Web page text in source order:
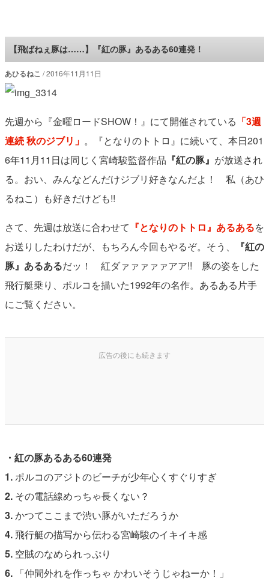
ロケットニュース24
【飛ばねぇ豚は……】『紅の豚』あるある60連発！
あひるねこ 2016年11月11日
先週から『金曜ロードSHOW！』にて開催されている 「3週
連続 秋のジブリ」 。『となりのトトロ』に続いて、本日201
6年11月11日は同じく宮崎駿監督作品 『紅の豚』 が放送され
る。おい、みんなどんだけジブリ好きなんだよ！ 私（あひ
るねこ）も好きだけども!!
さて、先週は放送に合わせて 『となりのトトロ』あるあるを
お送りしたわけだが、もちろん今回もやるぞ。そう、
『紅の
豚』あるあるだッ！ 紅ダァァァァァアア!! 豚の姿をした
飛行艇乗り、ポルコを描いた1992年の名作。あるある片手
にご覧ください。
・紅の豚あるある60連発
1.ポルコのアジトのビーチが少年心くすぐりすぎ
2.その電話線めっちゃ長くない？
3.かつてここまで渋い豚がいただろうか
4.飛行艇の描写から伝わる宮崎駿のイキイキ感
5.空賊のなめられっぷり
6.「仲間外れを作っちゃ かわいそうじゃねーか！」